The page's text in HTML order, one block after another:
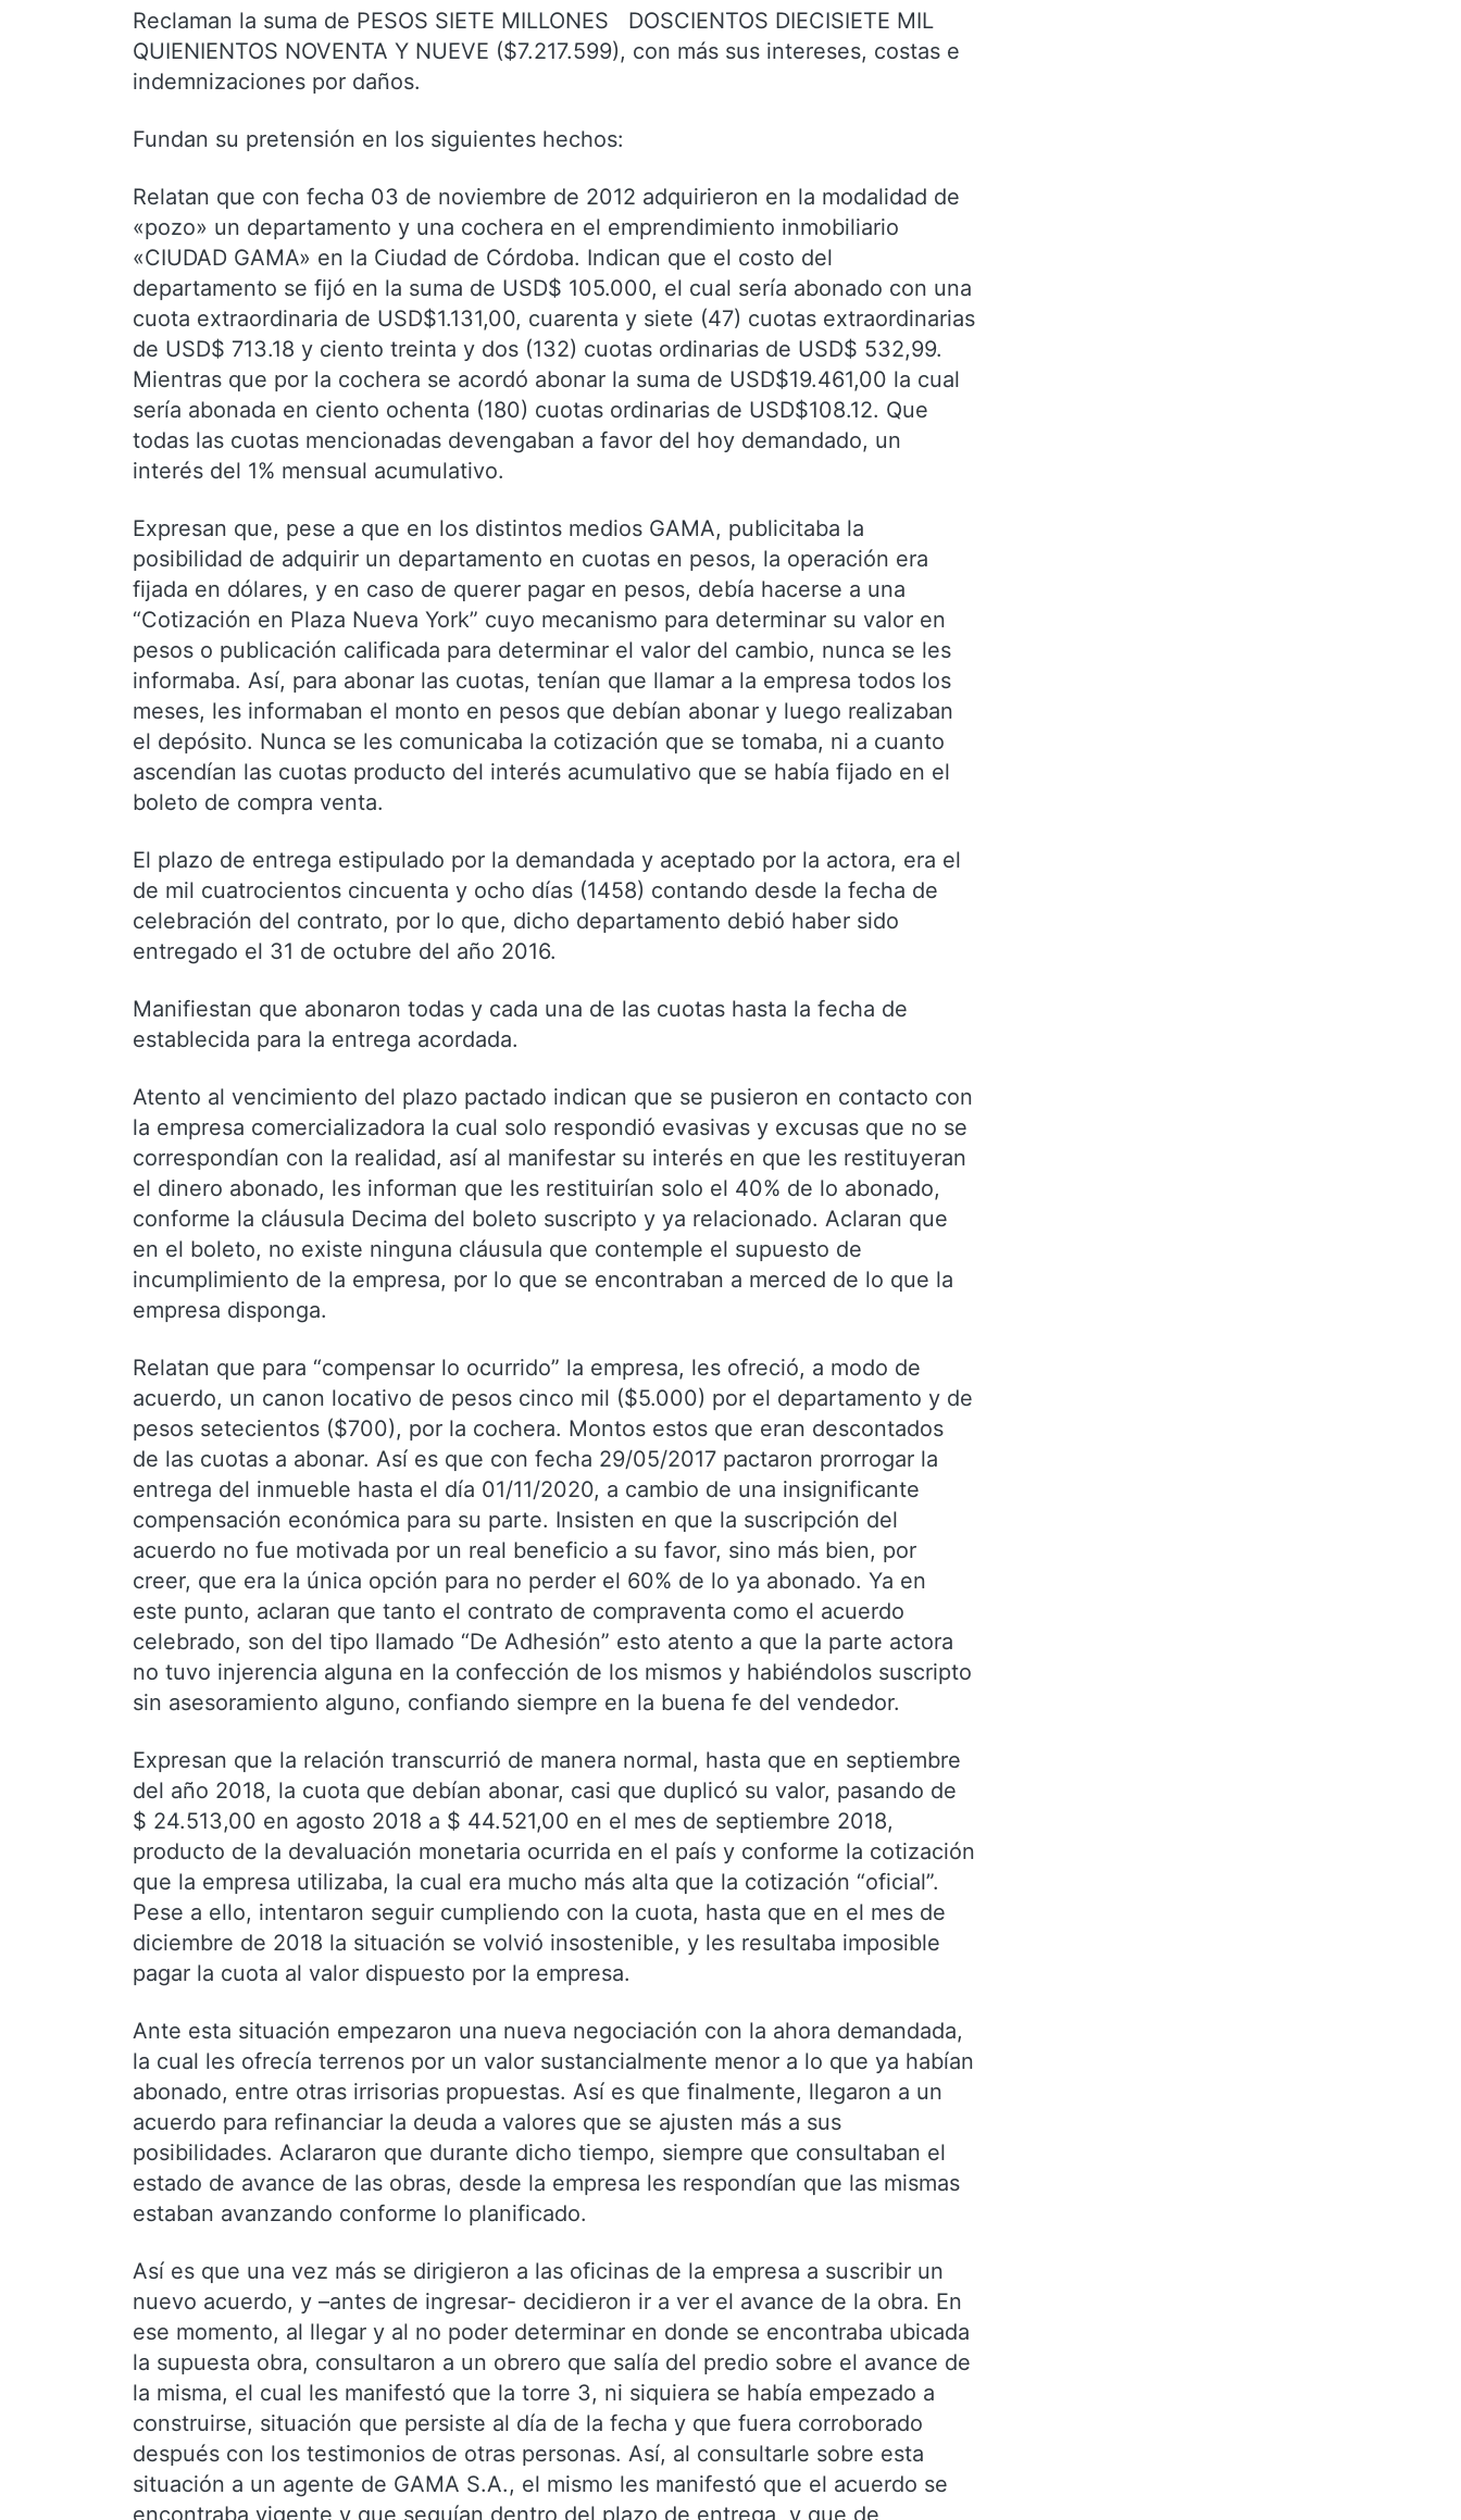
Reclaman la suma de PESOS SIETE MILLONES DOSCIENTOS DIECISIETE MIL
QUIENIENTOS NOVENTA Y NUEVE ($7.217.599), con más sus intereses, costas e
indemnizaciones por daños.
Fundan su pretensión en los siguientes hechos:
Relatan que con fecha 03 de noviembre de 2012 adquirieron en la modalidad de
«pozo» un departamento y una cochera en el emprendimiento inmobiliario
«CIUDAD GAMA» en la Ciudad de Córdoba. Indican que el costo del
departamento se fijó en la suma de USD$ 105.000, el cual sería abonado con una
cuota extraordinaria de USD$1.131,00, cuarenta y siete (47) cuotas extraordinarias
de USD$ 713.18 y ciento treinta y dos (132) cuotas ordinarias de USD$ 532,99.
Mientras que por la cochera se acordó abonar la suma de USD$19.461,00 la cual
sería abonada en ciento ochenta (180) cuotas ordinarias de USD$108.12. Que
todas las cuotas mencionadas devengaban a favor del hoy demandado, un
interés del 1% mensual acumulativo.
Expresan que, pese a que en los distintos medios GAMA, publicitaba la
posibilidad de adquirir un departamento en cuotas en pesos, la operación era
fijada en dólares, y en caso de querer pagar en pesos, debía hacerse a una
“Cotización en Plaza Nueva York” cuyo mecanismo para determinar su valor en
pesos o publicación calificada para determinar el valor del cambio, nunca se les
informaba. Así, para abonar las cuotas, tenían que llamar a la empresa todos los
meses, les informaban el monto en pesos que debían abonar y luego realizaban
el depósito. Nunca se les comunicaba la cotización que se tomaba, ni a cuanto
ascendían las cuotas producto del interés acumulativo que se había fijado en el
boleto de compra venta.
El plazo de entrega estipulado por la demandada y aceptado por la actora, era el
de mil cuatrocientos cincuenta y ocho días (1458) contando desde la fecha de
celebración del contrato, por lo que, dicho departamento debió haber sido
entregado el 31 de octubre del año 2016.
Manifiestan que abonaron todas y cada una de las cuotas hasta la fecha de
establecida para la entrega acordada.
Atento al vencimiento del plazo pactado indican que se pusieron en contacto con
la empresa comercializadora la cual solo respondió evasivas y excusas que no se
correspondían con la realidad, así al manifestar su interés en que les restituyeran
el dinero abonado, les informan que les restituirían solo el 40% de lo abonado,
conforme la cláusula Decima del boleto suscripto y ya relacionado. Aclaran que
en el boleto, no existe ninguna cláusula que contemple el supuesto de
incumplimiento de la empresa, por lo que se encontraban a merced de lo que la
empresa disponga.
Relatan que para “compensar lo ocurrido” la empresa, les ofreció, a modo de
acuerdo, un canon locativo de pesos cinco mil ($5.000) por el departamento y de
pesos setecientos ($700), por la cochera. Montos estos que eran descontados
de las cuotas a abonar. Así es que con fecha 29/05/2017 pactaron prorrogar la
entrega del inmueble hasta el día 01/11/2020, a cambio de una insignificante
compensación económica para su parte. Insisten en que la suscripción del
acuerdo no fue motivada por un real beneficio a su favor, sino más bien, por
creer, que era la única opción para no perder el 60% de lo ya abonado. Ya en
este punto, aclaran que tanto el contrato de compraventa como el acuerdo
celebrado, son del tipo llamado “De Adhesión” esto atento a que la parte actora
no tuvo injerencia alguna en la confección de los mismos y habiéndolos suscripto
sin asesoramiento alguno, confiando siempre en la buena fe del vendedor.
Expresan que la relación transcurrió de manera normal, hasta que en septiembre
del año 2018, la cuota que debían abonar, casi que duplicó su valor, pasando de
$ 24.513,00 en agosto 2018 a $ 44.521,00 en el mes de septiembre 2018,
producto de la devaluación monetaria ocurrida en el país y conforme la cotización
que la empresa utilizaba, la cual era mucho más alta que la cotización “oficial”.
Pese a ello, intentaron seguir cumpliendo con la cuota, hasta que en el mes de
diciembre de 2018 la situación se volvió insostenible, y les resultaba imposible
pagar la cuota al valor dispuesto por la empresa.
Ante esta situación empezaron una nueva negociación con la ahora demandada,
la cual les ofrecía terrenos por un valor sustancialmente menor a lo que ya habían
abonado, entre otras irrisorias propuestas. Así es que finalmente, llegaron a un
acuerdo para refinanciar la deuda a valores que se ajusten más a sus
posibilidades. Aclararon que durante dicho tiempo, siempre que consultaban el
estado de avance de las obras, desde la empresa les respondían que las mismas
estaban avanzando conforme lo planificado.
Así es que una vez más se dirigieron a las oficinas de la empresa a suscribir un
nuevo acuerdo, y –antes de ingresar- decidieron ir a ver el avance de la obra. En
ese momento, al llegar y al no poder determinar en donde se encontraba ubicada
la supuesta obra, consultaron a un obrero que salía del predio sobre el avance de
la misma, el cual les manifestó que la torre 3, ni siquiera se había empezado a
construirse, situación que persiste al día de la fecha y que fuera corroborado
después con los testimonios de otras personas. Así, al consultarle sobre esta
situación a un agente de GAMA S.A., el mismo les manifestó que el acuerdo se